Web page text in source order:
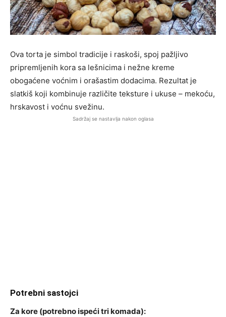
Ova torta je simbol tradicije i raskoši, spoj pažljivo
pripremljenih kora sa lešnicima i nežne kreme
obogaćene voćnim i orašastim dodacima. Rezultat je
slatkiš koji kombinuje različite teksture i ukuse – mekoću,
hrskavost i voćnu svežinu.
Sadržaj se nastavlja nakon oglasa
Potrebni sastojci
Za kore (potrebno ispeći tri komada):